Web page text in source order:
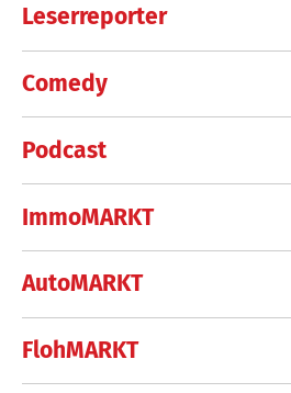
Leserreporter
Comedy
Podcast
ImmoMARKT
AutoMARKT
FlohMARKT